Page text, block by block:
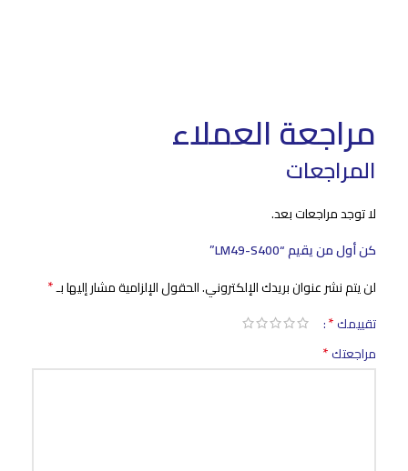
مراجعة العملاء
المراجعات
لا توجد مراجعات بعد.
كن أول من يقيم “LM49-S400”
لن يتم نشر عنوان بريدك الإلكتروني.الحقول الإلزامية مشار إليها بـ*
تقييمك*
مراجعتك*